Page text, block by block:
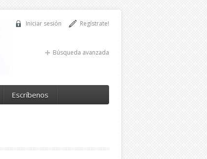
Regístrate!
Iniciar sesión
Búsqueda avanzada
Escríbenos